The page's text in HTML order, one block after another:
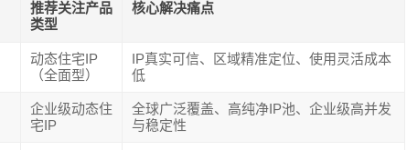
推荐关注产品
类型
核心解决痛点
动态住宅IP
（全面型）
IP真实可信、区域精准定位、使用灵活成本
低
企业级动态住
宅IP
全球广泛覆盖、高纯净IP池、企业级高并发
与稳定性